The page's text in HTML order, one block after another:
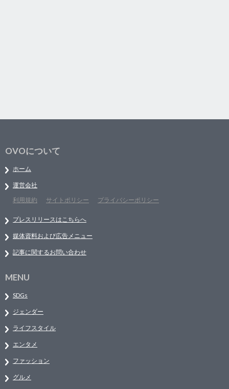
OVOについて
ホーム
運営会社
利用規約
サイトポリシー プライバシーポリシー
プレスリリースはこちらへ
媒体資料および広告メニュー
記事に関するお問い合わせ
MENU
SDGs
ジェンダー
ライフスタイル
エンタメ
ファッション
グルメ